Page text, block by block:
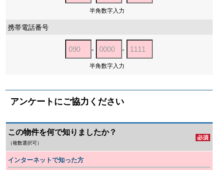
半角数字入力
携帯電話番号
- -
半角数字入力
アンケートにご協力ください
この物件を何で知りましたか？
（複数選択可）
インターネットで知った方